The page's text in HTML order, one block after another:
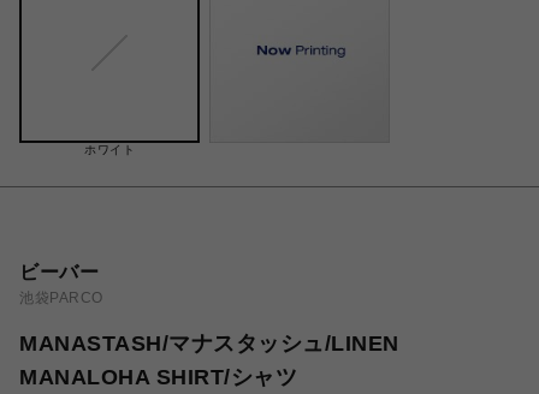
ホワイト
ビーバー
池袋PARCO
MANASTASH/マナスタッシュ/LINEN
MANALOHA SHIRT/シャツ